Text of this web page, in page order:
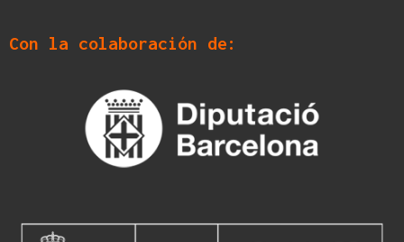
Con la colaboración de: